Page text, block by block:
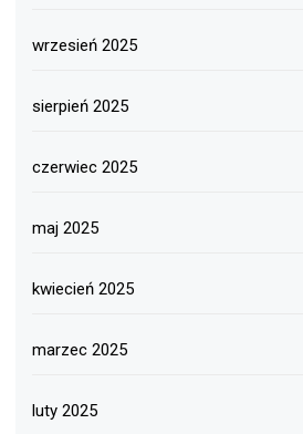
wrzesień 2025
sierpień 2025
czerwiec 2025
maj 2025
kwiecień 2025
marzec 2025
luty 2025